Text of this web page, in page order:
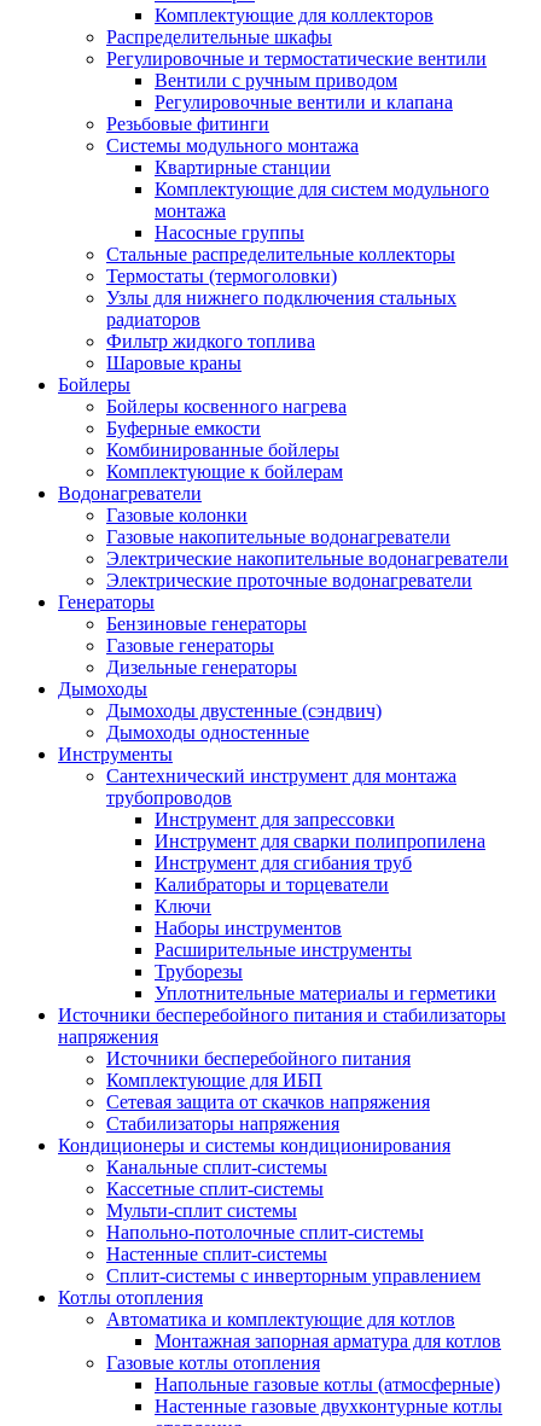
Комплектующие для коллекторов
Распределительные шкафы
Регулировочные и термостатические вентили
Вентили с ручным приводом
Регулировочные вентили и клапана
Резьбовые фитинги
Системы модульного монтажа
Квартирные станции
Комплектующие для систем модульного
монтажа
Насосные группы
Стальные распределительные коллекторы
Термостаты (термоголовки)
Узлы для нижнего подключения стальных
радиаторов
Фильтр жидкого топлива
Шаровые краны
Бойлеры
Бойлеры косвенного нагрева
Буферные емкости
Комбинированные бойлеры
Комплектующие к бойлерам
Водонагреватели
Газовые колонки
Газовые накопительные водонагреватели
Электрические накопительные водонагреватели
Электрические проточные водонагреватели
Генераторы
Бензиновые генераторы
Газовые генераторы
Дизельные генераторы
Дымоходы
Дымоходы двустенные (сэндвич)
Дымоходы одностенные
Инструменты
Сантехнический инструмент для монтажа
трубопроводов
Инструмент для запрессовки
Инструмент для сварки полипропилена
Инструмент для сгибания труб
Калибраторы и торцеватели
Ключи
Наборы инструментов
Расширительные инструменты
Труборезы
Уплотнительные материалы и герметики
Источники бесперебойного питания и стабилизаторы
напряжения
Источники бесперебойного питания
Комплектующие для ИБП
Сетевая защита от скачков напряжения
Стабилизаторы напряжения
Кондиционеры и системы кондиционирования
Канальные сплит-системы
Кассетные сплит-системы
Мульти-сплит системы
Напольно-потолочные сплит-системы
Настенные сплит-системы
Сплит-системы с инверторным управлением
Котлы отопления
Автоматика и комплектующие для котлов
Монтажная запорная арматура для котлов
Газовые котлы отопления
Напольные газовые котлы (атмосферные)
Настенные газовые двухконтурные котлы